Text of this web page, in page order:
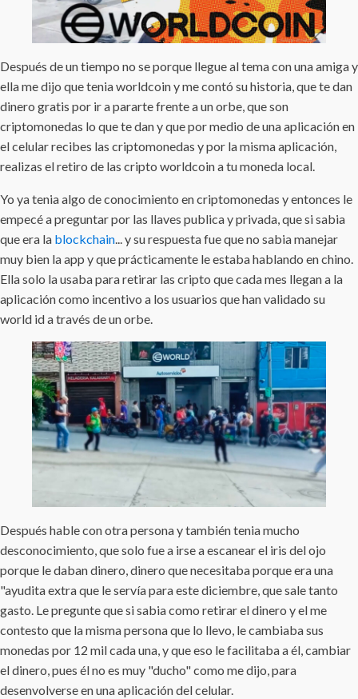
Después de un tiempo no se porque llegue al tema con una amiga y
ella me dijo que tenia worldcoin y me contó su historia, que te dan
dinero gratis por ir a pararte frente a un orbe, que son
criptomonedas lo que te dan y que por medio de una aplicación en
el celular recibes las criptomonedas y por la misma aplicación,
realizas el retiro de las cripto worldcoin a tu moneda local.
Yo ya tenia algo de conocimiento en criptomonedas y entonces le
empecé a preguntar por las llaves publica y privada, que si sabia
que era la blockchain... y su respuesta fue que no sabia manejar
muy bien la app y que prácticamente le estaba hablando en chino.
Ella solo la usaba para retirar las cripto que cada mes llegan a la
aplicación como incentivo a los usuarios que han validado su
world id a través de un orbe.
Después hable con otra persona y también tenia mucho
desconocimiento, que solo fue a irse a escanear el iris del ojo
porque le daban dinero, dinero que necesitaba porque era una
"ayudita extra que le servía para este diciembre, que sale tanto
gasto. Le pregunte que si sabia como retirar el dinero y el me
contesto que la misma persona que lo llevo, le cambiaba sus
monedas por 12 mil cada una, y que eso le facilitaba a él, cambiar
el dinero, pues él no es muy "ducho" como me dijo, para
desenvolverse en una aplicación del celular.